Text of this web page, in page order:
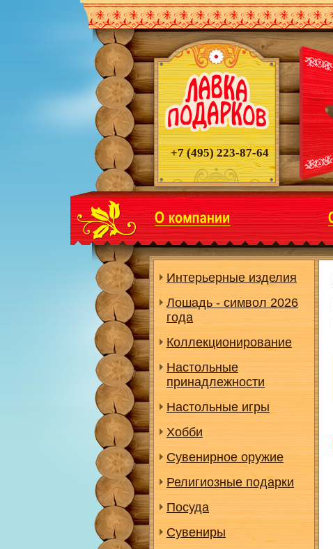
+7 (495) 223-87-64
Интерьерные изделия
Лошадь - символ 2026
года
Коллекционирование
Настольные
принадлежности
Настольные игры
Хобби
Сувенирное оружие
Религиозные подарки
Посуда
Сувениры